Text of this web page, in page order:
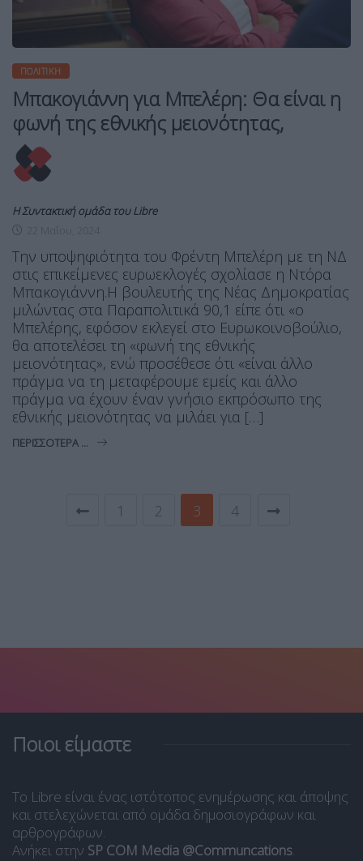
ΠΟΛΙΤΙΚΉ
Μπακογιάννη για Μπελέρη: Θα είναι η
φωνή της εθνικής μειονότητας,
Η Συντακτική ομάδα του Libre
Tην υποψηφιότητα του Φρέντη Μπελέρη με τη ΝΔ
στις επικείμενες ευρωεκλογές σχολίασε η Ντόρα
Μπακογιάννη.Η βουλευτής της Νέας Δημοκρατίας
μιλώντας στα Παραπολιτικά 90,1 είπε ότι «ο
Μπελέρης, εφόσον εκλεγεί στο Ευρωκοινοβούλιο,
θα αποτελέσει τη «φωνή της εθνικής
μειονότητας», ενώ προσέθεσε ότι «είναι άλλο
πράγμα να τη μεταφέρουμε εμείς και άλλο
πράγμα να έχουν έναν γνήσιο εκπρόσωπο της
εθνικής μειονότητας να μιλάει για […]
ΠΕΡΙΣΣΌΤΕΡΑ ...
1 2 3 4
Ποιοι είμαστε
Το Libre είναι ένας ιστότοπος ενημέρωσης και άποψης
και στελεχώνεται από ομάδα δημοσιογράφων και
αρθρογράφων.
Ανήκει στην SP COM Media @Communcations.